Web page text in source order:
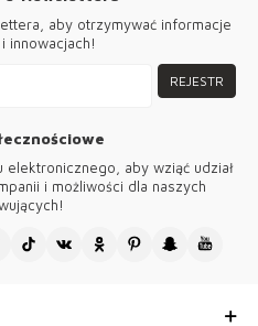
modnaodzieżdamskadostępna w
cosprawia,
Wybierając nas,
damską Kazee.
aby otrzymywać informacje
innowacjach!
REJESTR
aby wziąć udział
i możliwości dla naszych